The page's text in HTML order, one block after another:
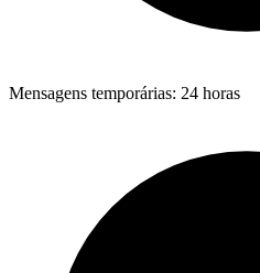
Mensagens temporárias: 24 horas